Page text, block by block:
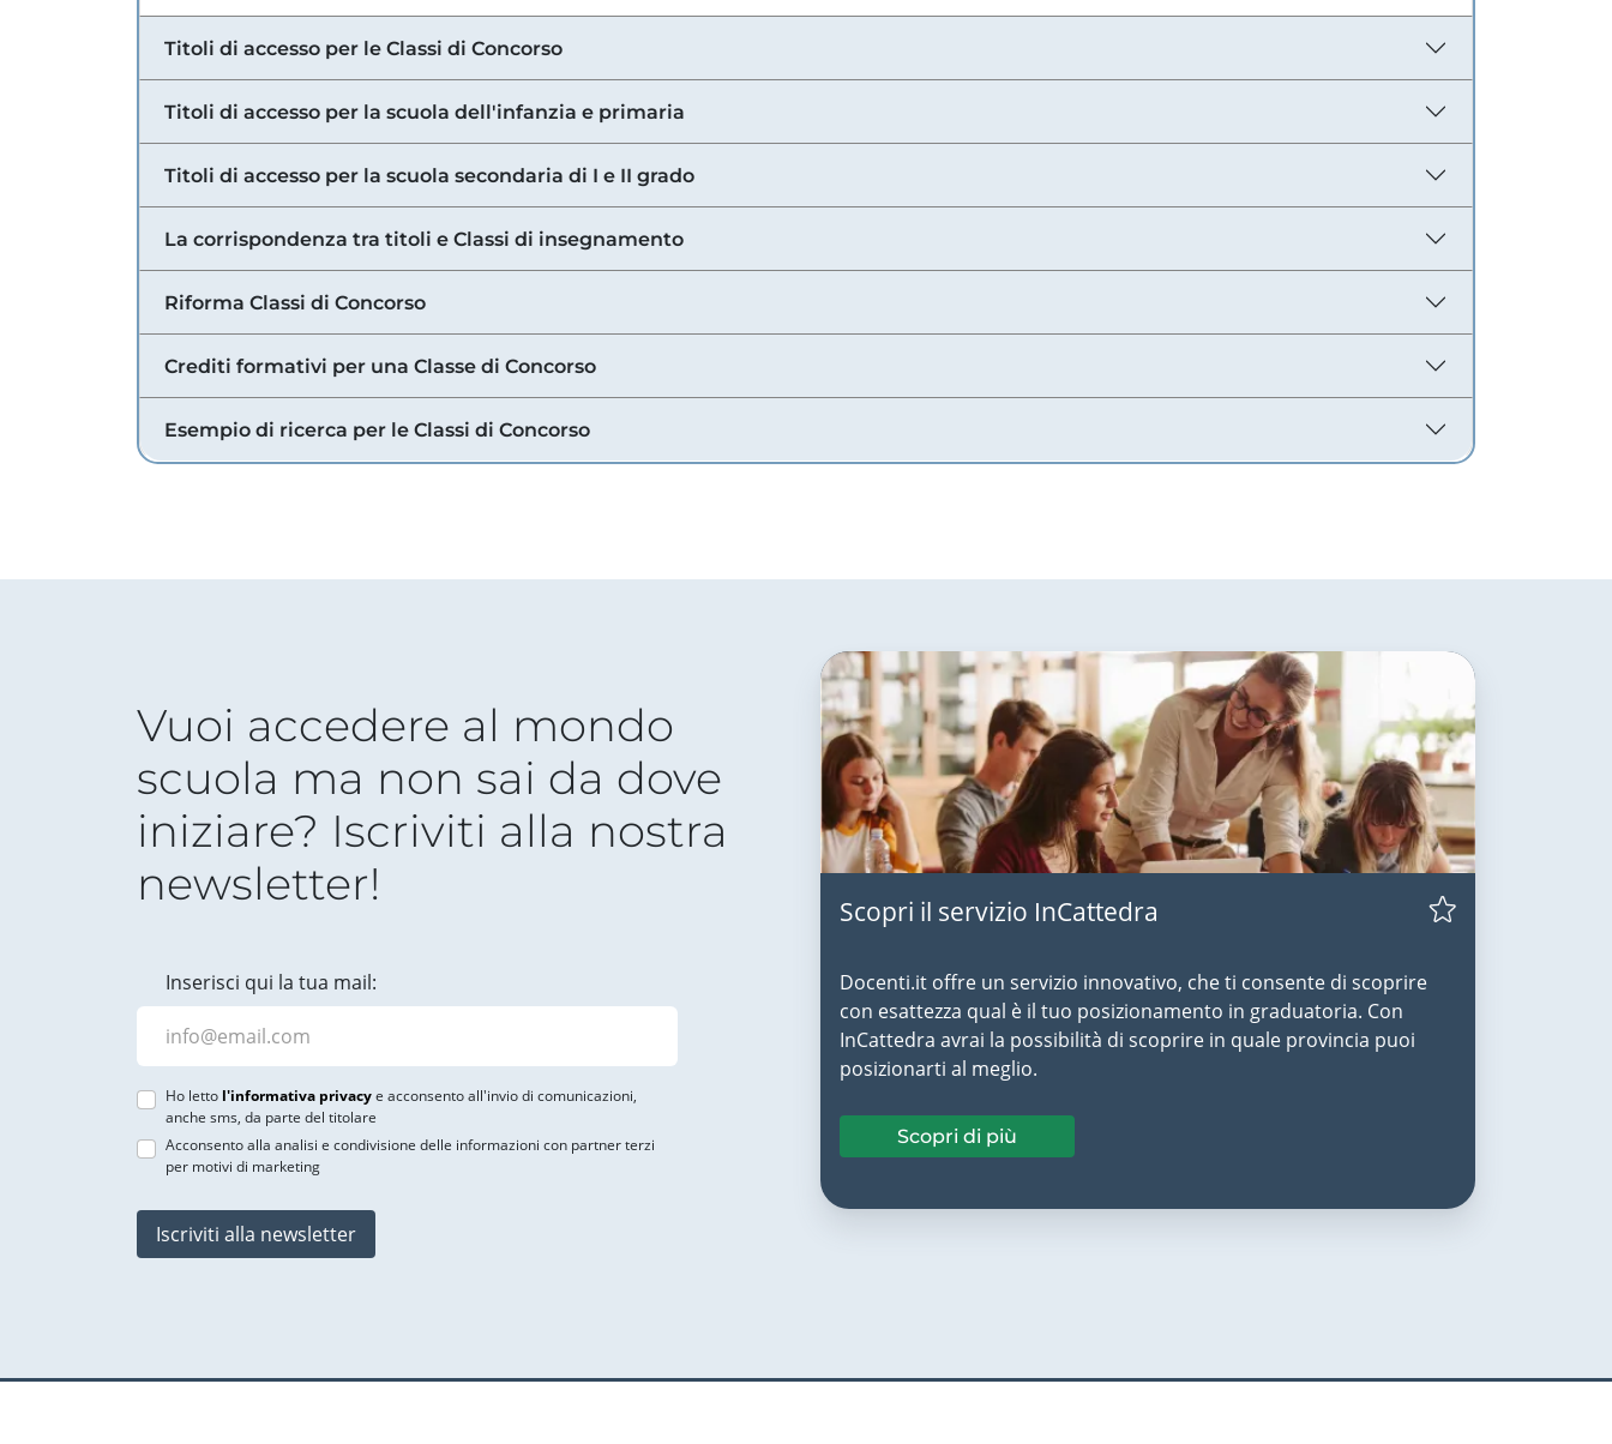
Titoli di accesso per le Classi di Concorso
Titoli di accesso per la scuola dell'infanzia e primaria
Titoli di accesso per la scuola secondaria di I e II grado
La corrispondenza tra titoli e Classi di insegnamento
Riforma Classi di Concorso
Crediti formativi per una Classe di Concorso
Esempio di ricerca per le Classi di Concorso
Vuoi accedere al mondo
scuola ma non sai da dove
iniziare? Iscriviti alla nostra
newsletter!
Inserisci qui la tua mail:
Ho letto l'informativa privacye acconsento all'invio di comunicazioni,
anche sms, da parte del titolare
Acconsento alla analisi e condivisione delle informazioni con partner terzi
per motivi di marketing
Iscriviti alla newsletter
Scopri il servizio InCattedra
Docenti.it offre un servizio innovativo, che ti consente di scoprire
con esattezza qual è il tuo posizionamento in graduatoria. Con
InCattedra avrai la possibilità di scoprire in quale provincia puoi
posizionarti al meglio.
Scopri di più